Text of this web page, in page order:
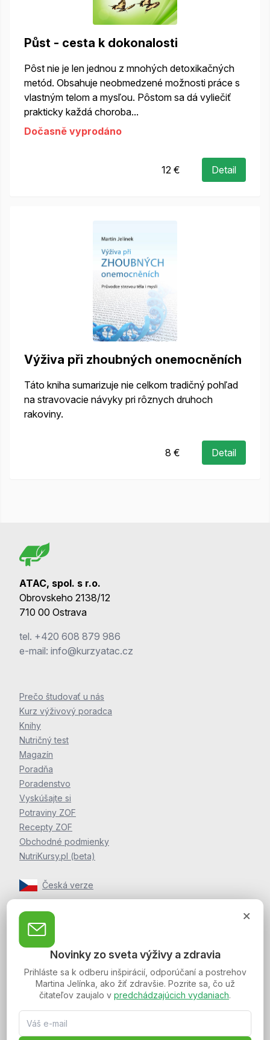
Půst - cesta k dokonalosti
Pôst nie je len jednou z mnohých detoxikačných
metód. Obsahuje neobmedzené možnosti práce s
vlastným telom a mysľou. Pôstom sa dá vyliečiť
prakticky každá choroba...
Dočasně vyprodáno
12 € Detail
Výživa při zhoubných onemocněních
Táto kniha sumarizuje nie celkom tradičný pohľad
na stravovacie návyky pri rôznych druhoch
rakoviny.
8 € Detail
Novinky zo sveta výživy a zdravia
Prihláste sa k odberu inšpirácií, odporúčaní a postrehov
Martina Jelínka, ako žiť zdravšie. Pozrite sa, čo už
čitateľov zaujalo v predchádzajúcich vydaniach.
ATAC, spol. s r.o.
Obrovskeho 2138/12
710 00 Ostrava
tel. +420 608 879 986
e-mail: info@kurzyatac.cz
Prečo študovať u nás
Kurz výživový poradca
Knihy
Nutričný test
Magazín
Poradňa
Poradenstvo
Vyskúšajte si
Potraviny ZOF
Recepty ZOF
Obchodné podmienky
NutriKursy.pl (beta)
Česká verze
Zpravodaj Martina Jelínka
Zaregistrujte sa k odberu noviniek a postrehov o zdraví
Spojte sa s nami: